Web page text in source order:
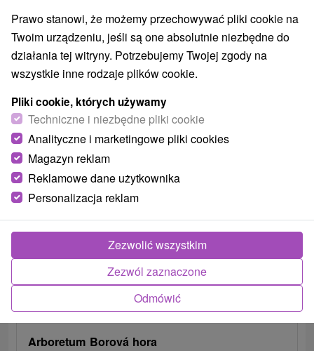
Ogrody zoologiczne i fermy zwierząt(1)
Muzea i galerie(7) Atrakcje turystyczne(19)
Atrakcje z adrenaliną (1)
Wsie i miasta
Zvolen(1) Banský Studenec(1)
Arboretum Borová hora
Prawo stanowi, że możemy przechowywać pliki cookie na
Twoim urządzeniu, jeśli są one absolutnie niezbędne do
działania tej witryny. Potrzebujemy Twojej zgody na
wszystkie inne rodzaje plików cookie.
Pliki cookie, których używamy
Techniczne i niezbędne pliki cookie
Analityczne i marketingowe pliki cookies
Magazyn reklam
Reklamowe dane użytkownika
Personalizacja reklam
Odmówić
Zezwól zaznaczone
Zezwolić wszystkim